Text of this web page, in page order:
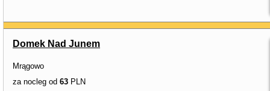
Domek Nad Junem
Mrągowo
za nocleg od 63 PLN